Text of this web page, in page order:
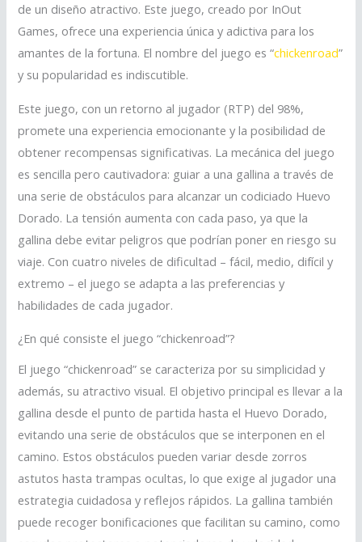
de un diseño atractivo. Este juego, creado por InOut
Games, ofrece una experiencia única y adictiva para los
amantes de la fortuna. El nombre del juego es “chickenroad”
y su popularidad es indiscutible.
Este juego, con un retorno al jugador (RTP) del 98%,
promete una experiencia emocionante y la posibilidad de
obtener recompensas significativas. La mecánica del juego
es sencilla pero cautivadora: guiar a una gallina a través de
una serie de obstáculos para alcanzar un codiciado Huevo
Dorado. La tensión aumenta con cada paso, ya que la
gallina debe evitar peligros que podrían poner en riesgo su
viaje. Con cuatro niveles de dificultad – fácil, medio, difícil y
extremo – el juego se adapta a las preferencias y
habilidades de cada jugador.
¿En qué consiste el juego “chickenroad”?
El juego “chickenroad” se caracteriza por su simplicidad y
además, su atractivo visual. El objetivo principal es llevar a la
gallina desde el punto de partida hasta el Huevo Dorado,
evitando una serie de obstáculos que se interponen en el
camino. Estos obstáculos pueden variar desde zorros
astutos hasta trampas ocultas, lo que exige al jugador una
estrategia cuidadosa y reflejos rápidos. La gallina también
puede recoger bonificaciones que facilitan su camino, como